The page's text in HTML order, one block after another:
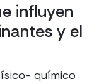
influyen
y el
químico